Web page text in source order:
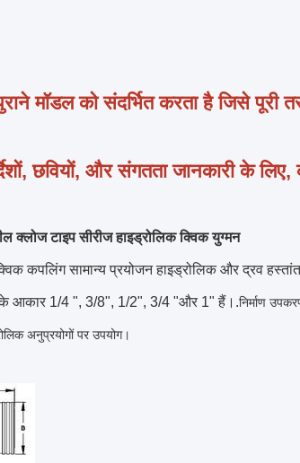
मॉडल को संदर्भित करता है जिसे पूरी
छवियों, और संगतता जानकारी के
क्लोज टाइप सीरीज हाइड्रोलिक क्विक युग्मन
कपलिंग सामान्य प्रयोजन हाइड्रोलिक और द्रव
आकार 1/4 ", 3/8", 1/2", 3/4 "और 1" हैं।.निर्माण
अनुप्रयोगों पर उपयोग।